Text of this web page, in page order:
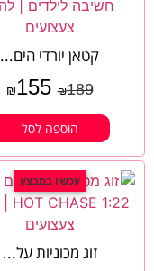
קטאן יורדי הים...
₪189
₪155
הוספה לסל
עכשיו במבצע
זוג מכוניות על...